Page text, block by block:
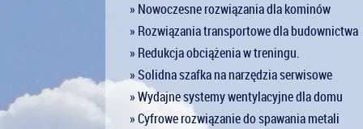
» Nowoczesne rozwiązania dla kominów
» Rozwiązania transportowe dla budownictwa
» Redukcja obciążenia w treningu.
» Solidna szafka na narzędzia serwisowe
» Wydajne systemy wentylacyjne dla domu
» Cyfrowe rozwiązanie do spawania metali